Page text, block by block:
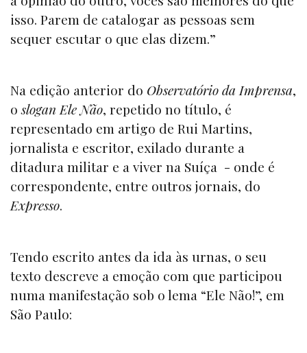
isso. Parem de catalogar as pessoas sem
sequer escutar o que elas dizem.”
Na edição anterior do Observatório da Imprensa,
oslogan Ele Não, repetido no título, é
representado em artigo de Rui Martins,
jornalista e escritor, exilado durante a
ditadura militar e a viver na Suíça - onde é
correspondente, entre outros jornais, do
Expresso.
Tendo escrito antes da ida às urnas, o seu
texto descreve a emoção com que participou
numa manifestação sob o lema “Ele Não!”, em
São Paulo: